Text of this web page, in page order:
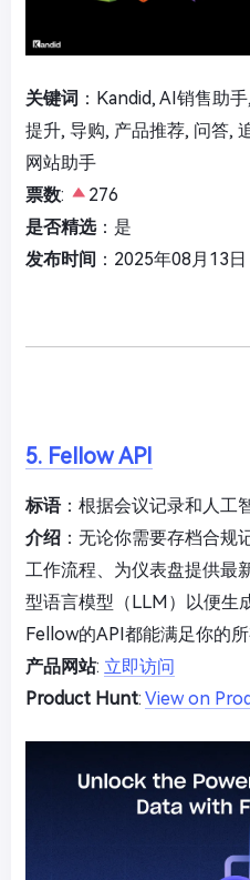
关键词 ：Kandid, AI销售助
提升, 导购, 产品推荐, 问答,
网站助手
票数:
276
是否精选：是
发布时间 ：2025年08月13
5. Fellow API
标语：根据会议记录和人工
介绍 ：无论你需要存档合规
工作流程、为仪表盘提供最
型语言模型（LLM）以便生
Fellow的API都能满足你的所
产品网站: 立即访问
Product Hunt: View on